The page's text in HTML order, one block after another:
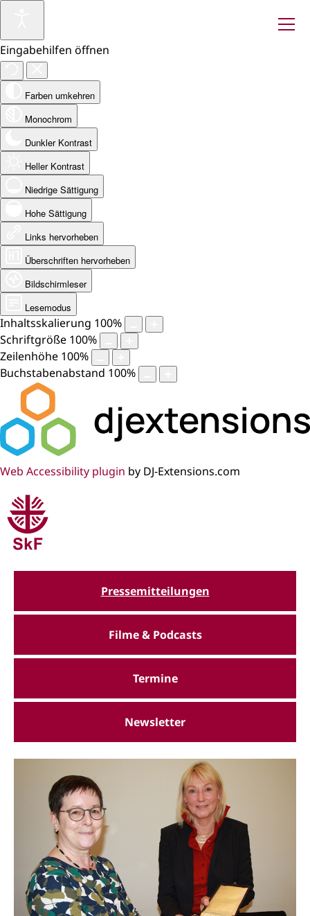
Eingabehilfen öffnen
Farben umkehren
Monochrom
Dunkler Kontrast
Heller Kontrast
Niedrige Sättigung
Hohe Sättigung
Links hervorheben
Überschriften hervorheben
Bildschirmleser
Lesemodus
Inhaltsskalierung 100%
Schriftgröße 100%
Zeilenhöhe 100%
Buchstabenabstand 100%
Web Accessibility plugin by DJ-Extensions.com
Pressemitteilungen
Filme & Podcasts
Termine
Newsletter